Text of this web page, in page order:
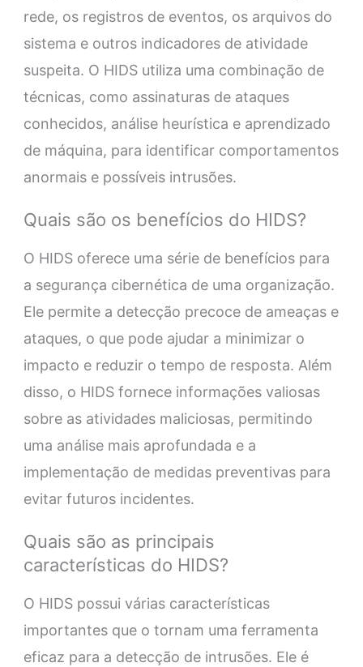
rede, os registros de eventos, os arquivos do
sistema e outros indicadores de atividade
suspeita. O HIDS utiliza uma combinação de
técnicas, como assinaturas de ataques
conhecidos, análise heurística e aprendizado
de máquina, para identificar comportamentos
anormais e possíveis intrusões.
Quais são os benefícios do HIDS?
O HIDS oferece uma série de benefícios para
a segurança cibernética de uma organização.
Ele permite a detecção precoce de ameaças e
ataques, o que pode ajudar a minimizar o
impacto e reduzir o tempo de resposta. Além
disso, o HIDS fornece informações valiosas
sobre as atividades maliciosas, permitindo
uma análise mais aprofundada e a
implementação de medidas preventivas para
evitar futuros incidentes.
Quais são as principais
características do HIDS?
O HIDS possui várias características
importantes que o tornam uma ferramenta
eficaz para a detecção de intrusões. Ele é